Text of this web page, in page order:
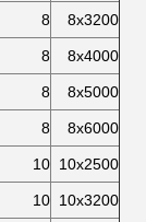
8x3200
8
8x4000
8
8x5000
8
8x6000
8
10x2500
10
10x3200
10